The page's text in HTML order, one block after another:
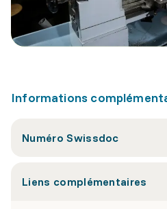
Informations
Numéro Swissdoc
Liens complémentaires